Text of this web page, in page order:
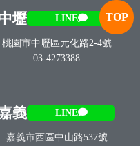
壢 LINE
桃園市中壢區元化路2-4號
03-4273388
義 LINE
嘉義市西區中山路537號
TOP